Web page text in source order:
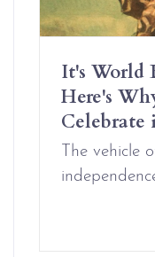
It's World
Here's
Celebrate
The vehicle